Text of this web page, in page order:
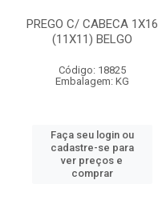
PREGO C/ CABECA 1X16
(11X11) BELGO
Código: 18825
Embalagem: KG
Faça seu login ou
cadastre-se para
ver preços e
comprar